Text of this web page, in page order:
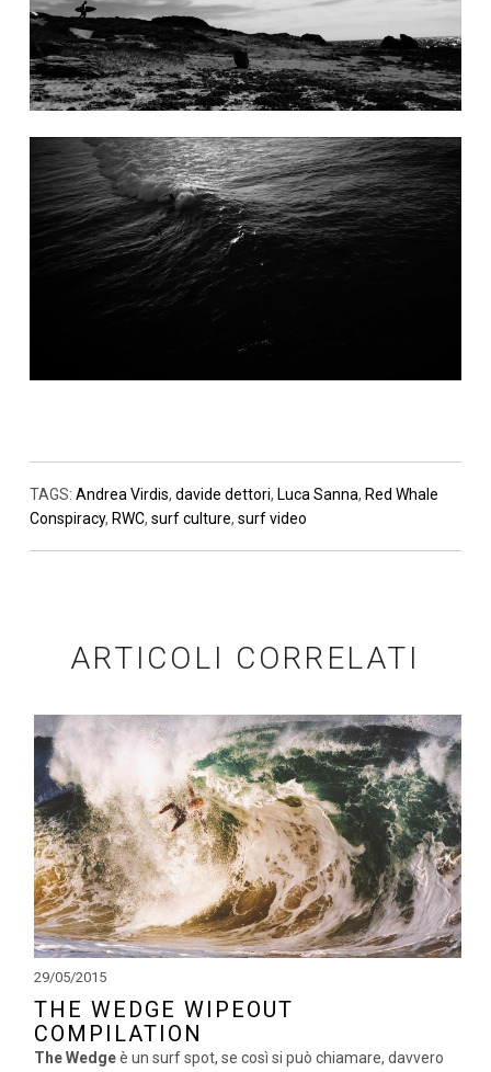
TAGS: Andrea Virdis, davide dettori, Luca Sanna, Red Whale
Conspiracy, RWC, surf culture, surf video
ARTICOLI CORRELATI
29/05/2015
THE WEDGE WIPEOUT
COMPILATION
The Wedgeè un surf spot, se così si può chiamare, davvero